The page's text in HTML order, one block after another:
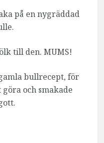
på en nygräddad
till den. MUMS!
bullrecept, för
och smakade